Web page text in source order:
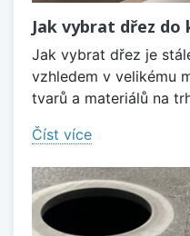
Jak vybrat dřez do
Jak vybrat dřez je
vzhledem v velikému
tvarů a materiálů na
Číst více